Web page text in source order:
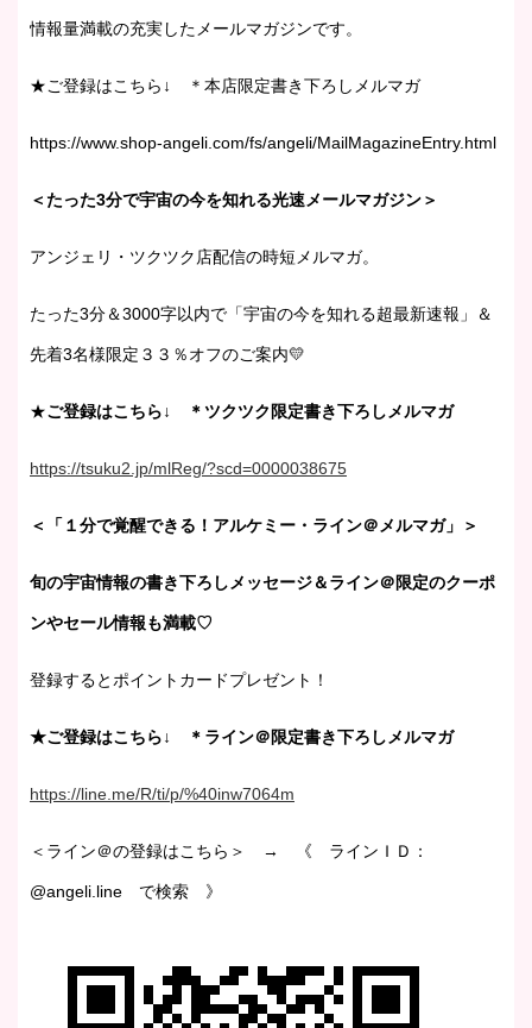
情報量満載の充実したメールマガジンです。
★ご登録はこちら↓ ＊本店限定書き下ろしメルマガ
https://www.shop-angeli.com/fs/angeli/MailMagazineEntry.html
＜たった3分で宇宙の今を知れる光速メールマガジン＞
アンジェリ・ツクツク店配信の時短メルマガ。
たった3分＆3000字以内で「宇宙の今を知れる超最新速報」＆
先着3名様限定３３％オフのご案内💛
★ご登録はこちら↓ ＊ツクツク限定書き下ろしメルマガ
https://tsuku2.jp/mlReg/?scd=0000038675
＜「１分で覚醒できる！アルケミー・ライン＠メルマガ」＞
旬の宇宙情報の書き下ろしメッセージ＆ライン＠限定のクーポ
ンやセール情報も満載♡
登録するとポイントカードプレゼント！
★ご登録はこちら↓ ＊ライン＠限定書き下ろしメルマガ
https://line.me/R/ti/p/%40inw7064m
＜ライン＠の登録はこちら＞ → 《 ラインＩＤ：
@angeli.line で検索 》